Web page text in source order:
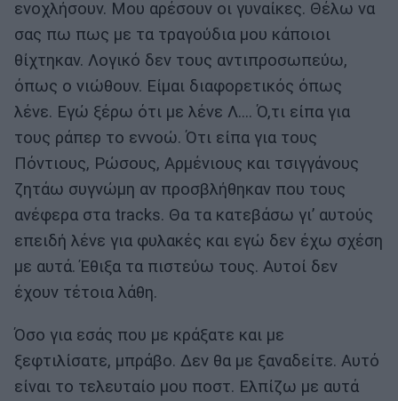
ενοχλήσουν. Μου αρέσουν οι γυναίκες. Θέλω να
σας πω πως με τα τραγούδια μου κάποιοι
θίχτηκαν. Λογικό δεν τους αντιπροσωπεύω,
όπως ο νιώθουν. Είμαι διαφορετικός όπως
λένε. Εγώ ξέρω ότι με λένε Λ…. Ό,τι είπα για
τους ράπερ το εννοώ. Ότι είπα για τους
Πόντιους, Ρώσους, Αρμένιους και τσιγγάνους
ζητάω συγνώμη αν προσβλήθηκαν που τους
ανέφερα στα tracks. Θα τα κατεβάσω γι’ αυτούς
επειδή λένε για φυλακές και εγώ δεν έχω σχέση
με αυτά. Έθιξα τα πιστεύω τους. Αυτοί δεν
έχουν τέτοια λάθη.
Όσο για εσάς που με κράξατε και με
ξεφτιλίσατε, μπράβο. Δεν θα με ξαναδείτε. Αυτό
είναι το τελευταίο μου ποστ. Ελπίζω με αυτά